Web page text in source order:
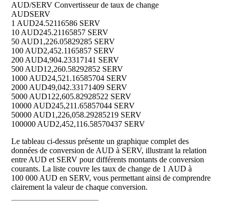
AUD/SERV Convertisseur de taux de change
AUDSERV
1 AUD24.52116586 SERV
10 AUD245.21165857 SERV
50 AUD1,226.05829285 SERV
100 AUD2,452.1165857 SERV
200 AUD4,904.23317141 SERV
500 AUD12,260.58292852 SERV
1000 AUD24,521.16585704 SERV
2000 AUD49,042.33171409 SERV
5000 AUD122,605.82928522 SERV
10000 AUD245,211.65857044 SERV
50000 AUD1,226,058.29285219 SERV
100000 AUD2,452,116.58570437 SERV
Le tableau ci-dessus présente un graphique complet des
données de conversion de AUD à SERV, illustrant la relation
entre AUD et SERV pour différents montants de conversion
courants. La liste couvre les taux de change de 1 AUD à
100 000 AUD en SERV, vous permettant ainsi de comprendre
clairement la valeur de chaque conversion.